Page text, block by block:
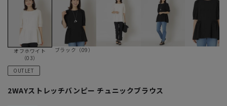
オフホワイト
（03）
ブラック（09）
OUTLET
2WAYストレッチバンピー チュニックブラウス